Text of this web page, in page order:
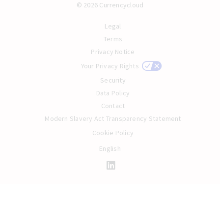
© 2026 Currencycloud
Legal
Terms
Privacy Notice
Your Privacy Rights
Security
Data Policy
Contact
Modern Slavery Act Transparency Statement
Cookie Policy
English